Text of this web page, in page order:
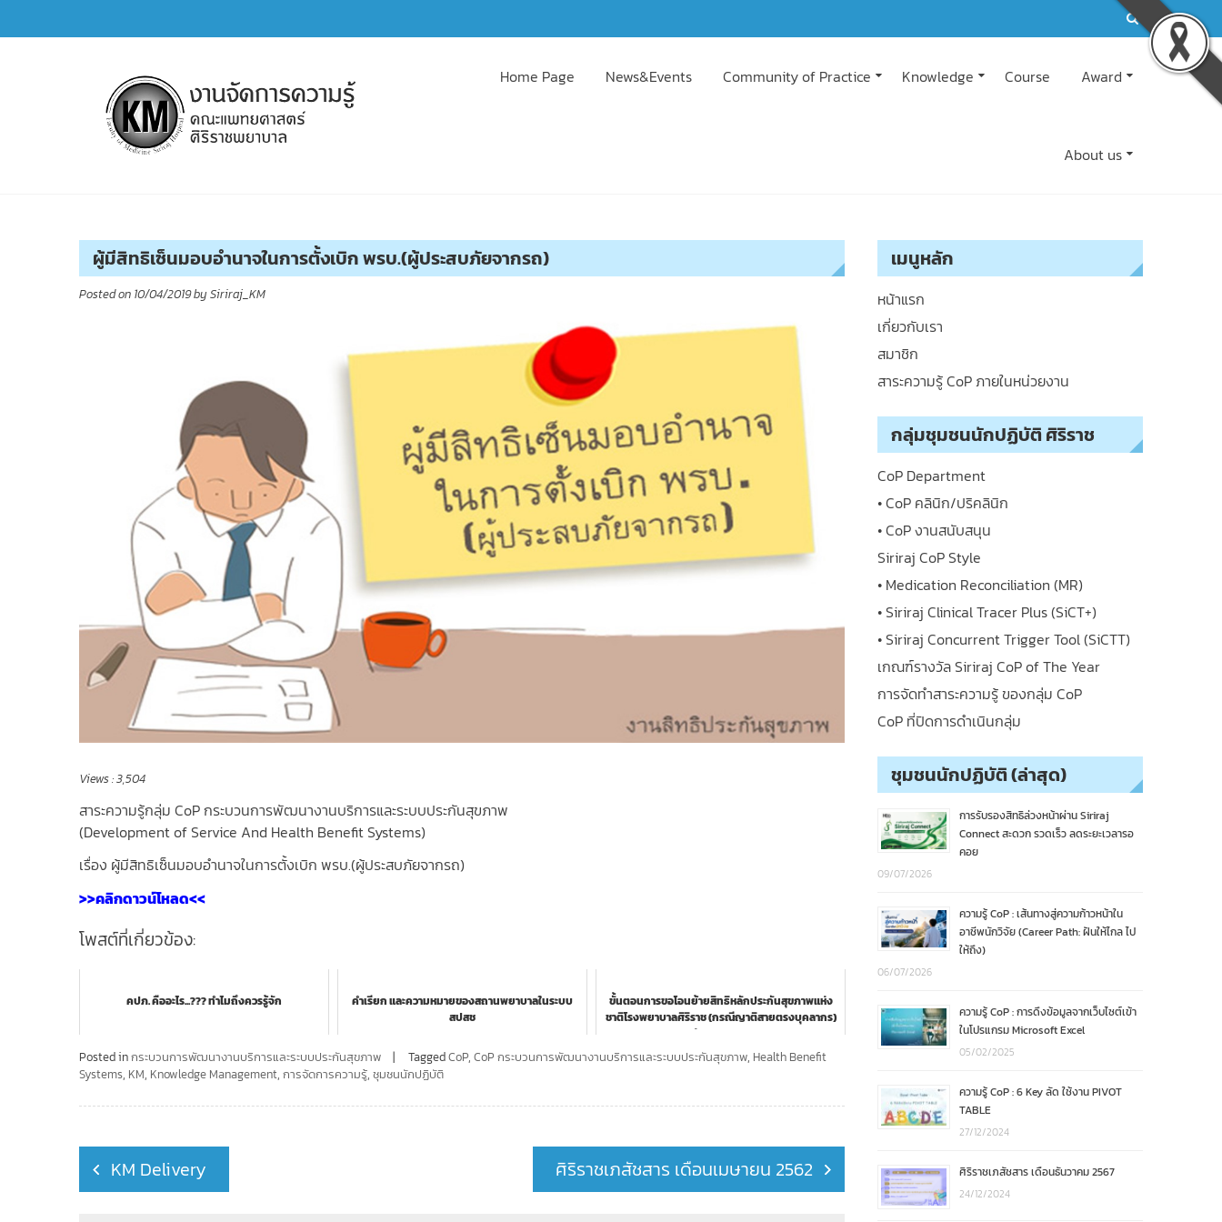
to
Home Page News&Events Community of Practice Knowledge Course Award
About us
ผู้มีสิทธิเซ็นมอบอำนาจในการตั้งเบิก พรบ.(ผู้ประสบภัยจากรถ)
Posted on 10/04/2019by Siriraj_KM
Views :3,504
สาระความรู้กลุ่ม CoP กระบวนการพัฒนางานบริการและระบบประกันสุขภาพ
(Development of Service And Health Benefit Systems)
เรื่อง ผู้มีสิทธิเซ็นมอบอำนาจในการตั้งเบิก พรบ.(ผู้ประสบภัยจากรถ)
>>คลิกดาวน์โหลด<<
โพสต์ที่เกี่ยวข้อง:
คปภ. คืออะไร...??? ทำไมถึงควรรู้จัก
คำเรียก และความหมายของสถานพยาบาลในระบบ
สปสช
ขั้นตอนการขอโอนย้ายสิทธิหลักประกันสุขภาพแห่ง
ชาติโรงพยาบาลศิริราช (กรณีญาติสายตรงบุคลากร)
ผ่านระบบ e-...
Posted inกระบวนการพัฒนางานบริการและระบบประกันสุขภาพ TaggedCoP, CoP กระบวนการพัฒนางานบริการและระบบประกันสุขภาพ, Health Benefit
Systems, KM, Knowledge Management, การจัดการความรู้, ชุมชนนักปฏิบัติ
Post
navigation
KM Delivery ศิริราชเภสัชสาร เดือนเมษายน 2562
เมนูหลัก
หน้าแรก
เกี่ยวกับเรา
สมาชิก
สาระความรู้ CoP ภายในหน่วยงาน
กลุ่มชุมชนนักปฏิบัติ ศิริราช
CoP Department
• CoP คลินิก/ปริคลินิก
• CoP งานสนับสนุน
Siriraj CoP Style
• Medication Reconciliation (MR)
• Siriraj Clinical Tracer Plus (SiCT+)
• Siriraj Concurrent Trigger Tool (SiCTT)
เกณฑ์รางวัล Siriraj CoP of The Year
การจัดทำสาระความรู้ ของกลุ่ม CoP
CoP ที่ปิดการดำเนินกลุ่ม
ชุมชนนักปฏิบัติ (ล่าสุด)
การรับรองสิทธิล่วงหน้าผ่าน Siriraj
Connect สะดวก รวดเร็ว ลดระยะเวลารอ
คอย
09/07/2026
ความรู้ CoP : เส้นทางสู่ความก้าวหน้าใน
อาชีพนักวิจัย (Career Path: ฝันให้ไกล ไป
ให้ถึง)
06/07/2026
ความรู้ CoP : การดึงข้อมูลจากเว็บไซต์เข้า
ในโปรแกรม Microsoft Excel
05/02/2025
ความรู้ CoP : 6 Key ลัด ใช้งาน PIVOT
TABLE
27/12/2024
ศิริราชเภสัชสาร เดือนธันวาคม 2567
24/12/2024